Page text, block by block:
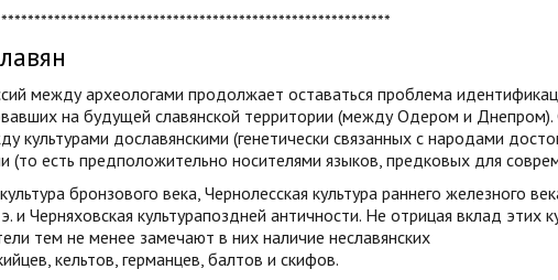
между археологами продолжает оставаться проблема
на будущей славянской территории (между Одером и Днепром).
культурами дославянскими (генетически связанных с народами
(то есть предположительно носителями языков, предковых для
бронзового века, Чернолесская культура раннего железного
и Черняховская культурапоздней античности. Не отрицая вклад этих
тем не менее замечают в них наличие неславянских
кельтов, германцев, балтов и скифов.